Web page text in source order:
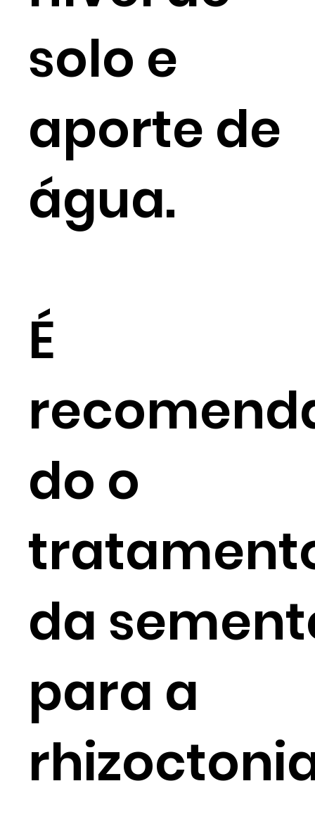
solo e
aporte de
água.
É
do o
da
para a